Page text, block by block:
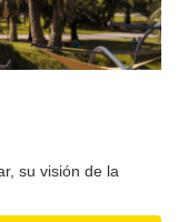
su visión de la